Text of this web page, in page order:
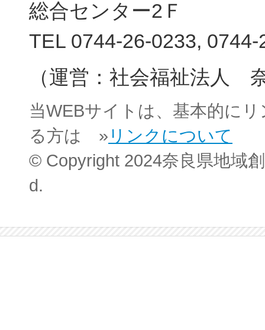
総合センター2Ｆ
TEL 0744-26-0233, 0744-
（運営：社会福祉法人
当WEBサイトは、基本的に
る方は » リンクについて
© Copyright 2024奈良県地域
d.